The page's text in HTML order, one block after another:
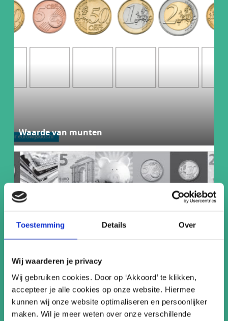
Toestemming Details Over
Wij waarderen je privacy
Wij gebruiken cookies. Door op ‘Akkoord’ te klikken,
accepteer je alle cookies op onze website. Hiermee
kunnen wij onze website optimaliseren en persoonlijker
maken. Wil je meer weten over onze verschillende
Waarde van munten